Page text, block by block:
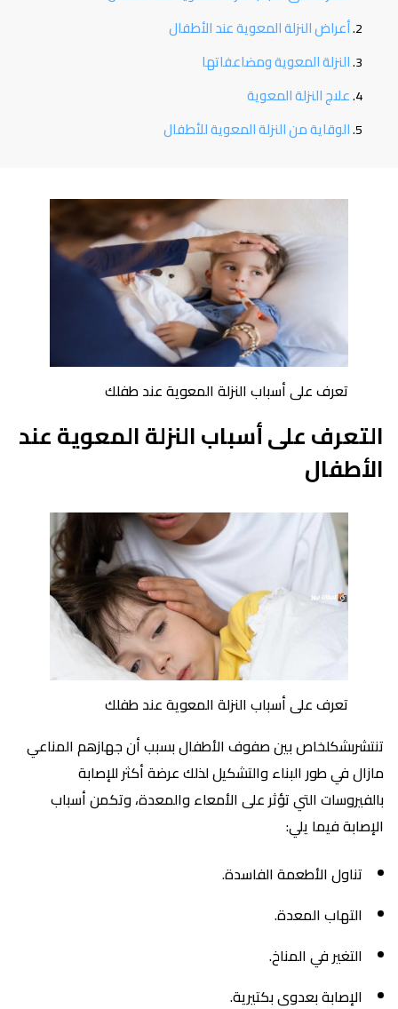
أعراض النزلة المعوية عند الأطفال
النزلة المعوية ومضاعفاتها
علاج النزلة المعوية
الوقاية من النزلة المعوية للأطفال
تعرف على أسباب النزلة المعوية عند طفلك
التعرف على أسباب النزلة المعوية عند
الأطفال
تعرف على أسباب النزلة المعوية عند طفلك
تنتشربشكلخاص بين صفوف الأطفال بسبب أن جهازهم المناعي
مازال في طور البناء والتشكيل لذلك عرضة أكثر للإصابة
بالفيروسات التي تؤثر على الأمعاء والمعدة، وتكمن أسباب
الإصابة فيما يلي:
تناول الأطعمة الفاسدة.
التهاب المعدة.
التغير في المناخ.
الإصابة بعدوى بكتيرية.